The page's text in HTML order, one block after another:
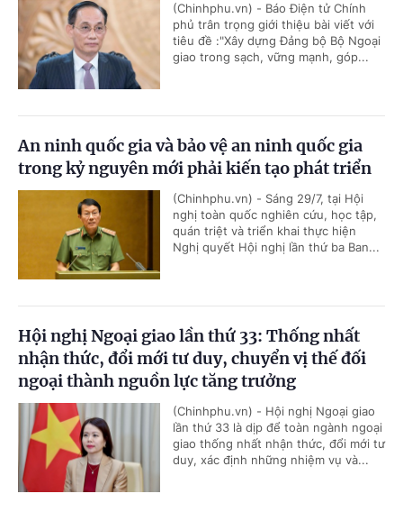
(Chinhphu.vn) - Báo Điện tử Chính
phủ trân trọng giới thiệu bài viết với
tiêu đề :"Xây dựng Đảng bộ Bộ Ngoại
giao trong sạch, vững mạnh, góp...
An ninh quốc gia và bảo vệ an ninh quốc gia
trong kỷ nguyên mới phải kiến tạo phát triển
(Chinhphu.vn) - Sáng 29/7, tại Hội
nghị toàn quốc nghiên cứu, học tập,
quán triệt và triển khai thực hiện
Nghị quyết Hội nghị lần thứ ba Ban...
Hội nghị Ngoại giao lần thứ 33: Thống nhất
nhận thức, đổi mới tư duy, chuyển vị thế đối
ngoại thành nguồn lực tăng trưởng
(Chinhphu.vn) - Hội nghị Ngoại giao
lần thứ 33 là dịp để toàn ngành ngoại
giao thống nhất nhận thức, đổi mới tư
duy, xác định những nhiệm vụ và...